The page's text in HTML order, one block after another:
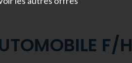
F/H